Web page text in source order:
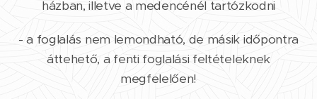
házban, illetve a medencénél tartózkodni
- a foglalás nem lemondható, de másik időpontra
áttehető, a fenti foglalási feltételeknek
megfelelően!